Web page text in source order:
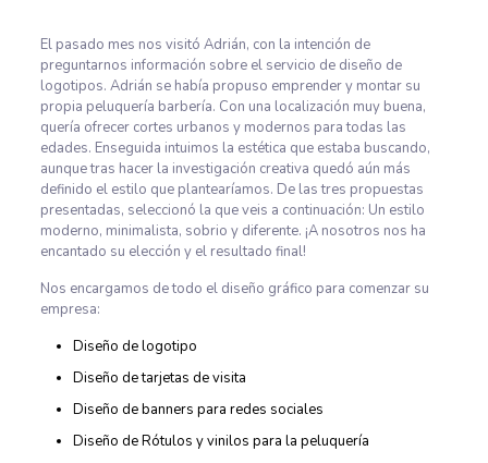
El pasado mes nos visitó Adrián, con la intención de
preguntarnos información sobre el servicio de diseño de
logotipos. Adrián se había propuso emprender y montar su
propia peluquería barbería. Con una localización muy buena,
quería ofrecer cortes urbanos y modernos para todas las
edades. Enseguida intuimos la estética que estaba buscando,
aunque tras hacer la investigación creativa quedó aún más
definido el estilo que plantearíamos. De las tres propuestas
presentadas, seleccionó la que veis a continuación: Un estilo
moderno, minimalista, sobrio y diferente. ¡A nosotros nos ha
encantado su elección y el resultado final!
Nos encargamos de todo el diseño gráfico para comenzar su
empresa:
Diseño de logotipo
Diseño de tarjetas de visita
Diseño de banners para redes sociales
Diseño de Rótulos y vinilos para la peluquería